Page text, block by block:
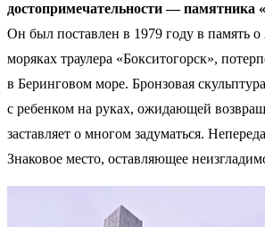
достопримечательности — памятника
Он был поставлен в 1979 году в память
моряках траулера «Бокситогорск»,
в Беринговом море. Бронзовая
с ребенком на руках, ожидающей
заставляет о многом задуматься.
Знаковое место, оставляющее